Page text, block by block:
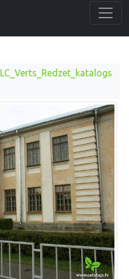
LC_Verts_Redzet_katalogs